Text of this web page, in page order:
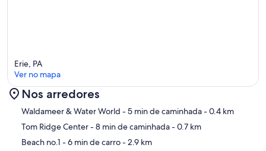
Mapa
Erie, PA
Ver no mapa
Nos arredores
Waldameer & Water World - 5 min de caminhada- 0.4 km
Tom Ridge Center- 8 min de caminhada- 0.7 km
Beach no.1 - 6 min de carro- 2.9 km